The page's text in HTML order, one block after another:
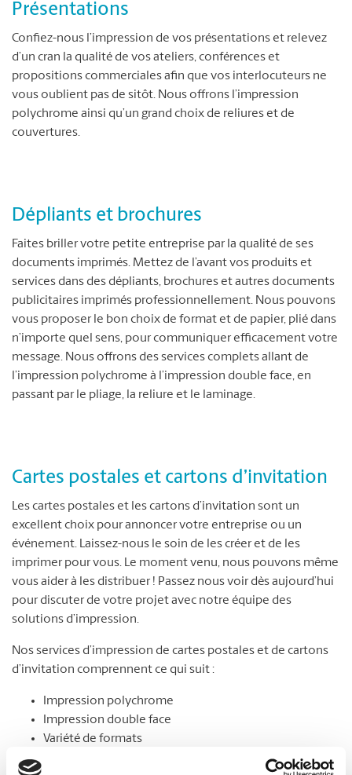
Présentations
Confiez-nous l’impression de vos présentations et relevez
d’un cran la qualité de vos ateliers, conférences et
propositions commerciales afin que vos interlocuteurs ne
vous oublient pas de sitôt. Nous offrons l’impression
polychrome ainsi qu’un grand choix de reliures et de
couvertures.
Dépliants et brochures
Faites briller votre petite entreprise par la qualité de ses
documents imprimés. Mettez de l’avant vos produits et
services dans des dépliants, brochures et autres documents
publicitaires imprimés professionnellement. Nous pouvons
vous proposer le bon choix de format et de papier, plié dans
n’importe quel sens, pour communiquer efficacement votre
message. Nous offrons des services complets allant de
l’impression polychrome à l’impression double face, en
passant par le pliage, la reliure et le laminage.
Cartes postales et cartons d’invitation
Les cartes postales et les cartons d’invitation sont un
excellent choix pour annoncer votre entreprise ou un
événement. Laissez-nous le soin de les créer et de les
imprimer pour vous. Le moment venu, nous pouvons même
vous aider à les distribuer ! Passez nous voir dès aujourd’hui
pour discuter de votre projet avec notre équipe des
solutions d’impression.
Nos services d’impression de cartes postales et de cartons
d’invitation comprennent ce qui suit :
Impression polychrome
Impression double face
Variété de formats